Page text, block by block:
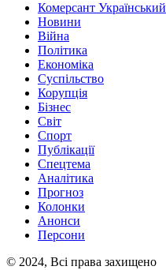
Комерсант Український
Новини
Війна
Політика
Економіка
Суспільство
Корупція
Бізнес
Світ
Спорт
Публікації
Спецтема
Аналітика
Прогноз
Колонки
Анонси
Персони
© 2024, Всі права захищено